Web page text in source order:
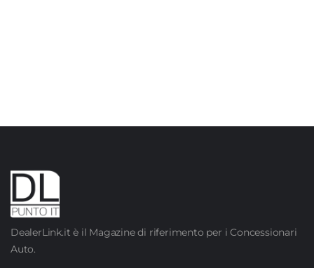
DealerLink.it è il Magazine di riferimento per i Concessionari
Auto.